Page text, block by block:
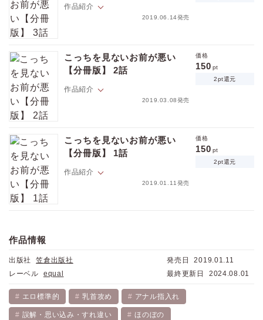
作品紹介
2019.06.14発売
かっているだけではないと知った凌。ついに一線を越える！？
こっちを見ないお前が悪い
【分冊版】 2話
作品紹介
2019.03.08発売
価格
150 pt
2pt還元
や、スキンシップはエスカレート。キス＆尻の貞操危機再び！
こっちを見ないお前が悪い
【分冊版】 1話
作品紹介
2019.01.11発売
価格
150 pt
2pt還元
ためにバイトを始めた凌。
スペースの狭さ！
ボディタッチ過多なだけと軽く考えていた凌だけど…。
れる。
助けてもらったくせに自分でなんとかできると強がる凌に「じゃあ実地
で確かめる」といきなり身体を触られ…！？
作品情報
出版社
笠倉出版社
レーベル
equal
発売日
2019.01.11
最終更新日
2024.08.01
エロ標準的 乳首攻め アナル指入れ
誤解・思い込み・すれ違い ほのぼの
ポイントを消費して購入するにはログイン・会員登録が必要です